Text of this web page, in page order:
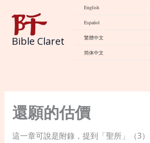
content
Bible Claret
English
Español
繁體中文
简体中文
還願的估價
這一章可說是附錄，提到「聖所」（3